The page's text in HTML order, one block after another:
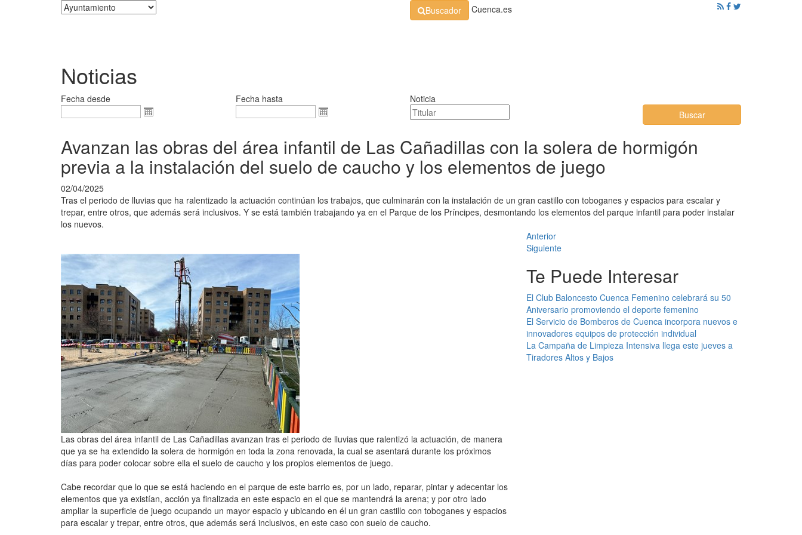
Buscador Cuenca.es
Noticias
Fecha desde Fecha hasta
Noticia
Buscar
Avanzan las obras del área infantil de Las Cañadillas con la solera de hormigón
previa a la instalación del suelo de caucho y los elementos de juego
02/04/2025
Tras el periodo de lluvias que ha ralentizado la actuación continúan los trabajos, que culminarán con la instalación de un gran castillo con toboganes y espacios para escalar y
trepar, entre otros, que además será inclusivos. Y se está también trabajando ya en el Parque de los Príncipes, desmontando los elementos del parque infantil para poder instalar
los nuevos.
Anterior
Siguiente
Las obras del área infantil de Las Cañadillas avanzan tras el periodo de lluvias que ralentizó la actuación, de manera
que ya se ha extendido la solera de hormigón en toda la zona renovada, la cual se asentará durante los próximos
días para poder colocar sobre ella el suelo de caucho y los propios elementos de juego.
Cabe recordar que lo que se está haciendo en el parque de este barrio es, por un lado, reparar, pintar y adecentar los
elementos que ya existían, acción ya finalizada en este espacio en el que se mantendrá la arena; y por otro lado
ampliar la superficie de juego ocupando un mayor espacio y ubicando en él un gran castillo con toboganes y espacios
para escalar y trepar, entre otros, que además será inclusivos, en este caso con suelo de caucho.
Te Puede Interesar
El Club Baloncesto Cuenca Femenino celebrará su 50
Aniversario promoviendo el deporte femenino
El Servicio de Bomberos de Cuenca incorpora nuevos e
innovadores equipos de protección individual
La Campaña de Limpieza Intensiva llega este jueves a
Tiradores Altos y Bajos